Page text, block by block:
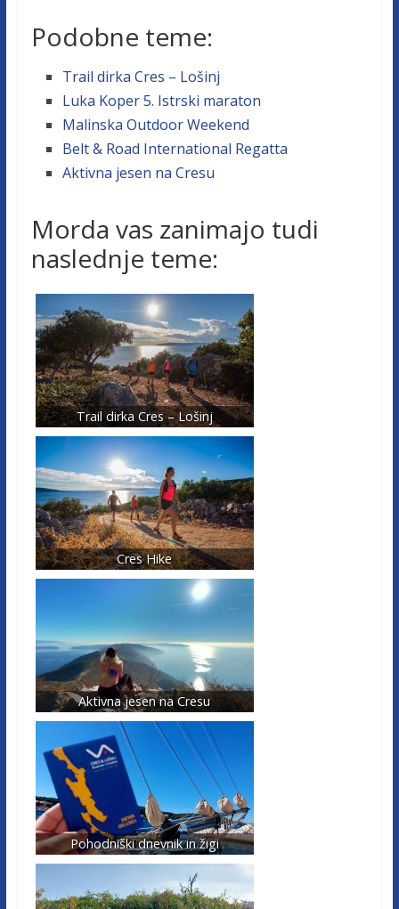
Podobne teme:
Trail dirka Cres – Lošinj
Luka Koper 5. Istrski maraton
Malinska Outdoor Weekend
Belt & Road International Regatta
Aktivna jesen na Cresu
Morda vas zanimajo tudi
naslednje teme:
Trail dirka Cres – Lošinj
Cres Hike
Aktivna jesen na Cresu
Pohodniški dnevnik in žigi